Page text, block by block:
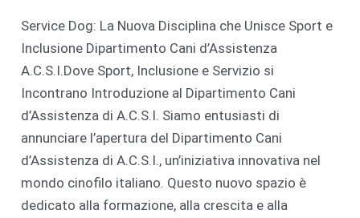
Service Dog: La Nuova Disciplina che Unisce Sport e
Inclusione Dipartimento Cani d’Assistenza
A.C.S.I.Dove Sport, Inclusione e Servizio si
Incontrano Introduzione al Dipartimento Cani
d’Assistenza di A.C.S.I. Siamo entusiasti di
annunciare l’apertura del Dipartimento Cani
d’Assistenza di A.C.S.I., un’iniziativa innovativa nel
mondo cinofilo italiano. Questo nuovo spazio è
dedicato alla formazione, alla crescita e alla